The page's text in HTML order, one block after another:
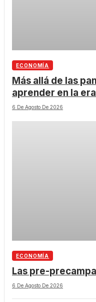
ECONOMÍA
Más allá de las
aprender en la
6 De Agosto De 2026
ECONOMÍA
Las pre-
6 De Agosto De 2026